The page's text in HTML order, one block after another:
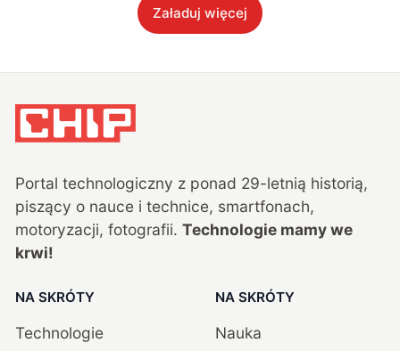
Załaduj więcej
Portal technologiczny z ponad 29-letnią historią,
piszący o nauce i technice, smartfonach,
motoryzacji, fotografii. Technologie mamy we
krwi!
NA SKRÓTY
Technologie
NA SKRÓTY
Nauka